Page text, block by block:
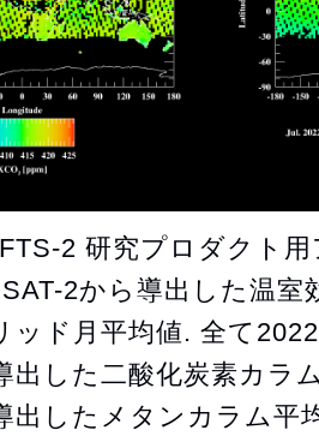
2 研究プロダクト
2から導出した温
ッド月平均値. 全て
出した二酸化炭素カラ
出したメタンカラム平